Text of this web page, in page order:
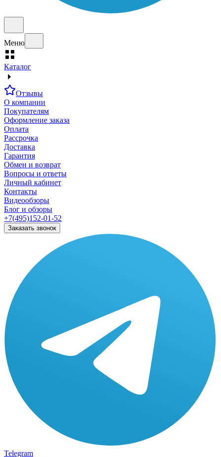
Меню
Каталог
Отзывы
О компании
Покупателям
Оформление заказа
Оплата
Рассрочка
Доставка
Гарантия
Обмен и возврат
Вопросы и ответы
Личный кабинет
Контакты
Видеообзоры
Блог и обзоры
+7(495)152-01-52
Заказать звонок
Telegram